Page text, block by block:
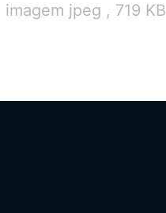
jpeg , 719 KB